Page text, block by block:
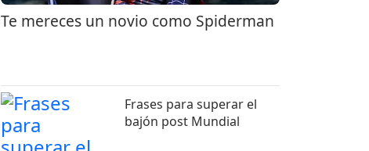
Te mereces un novio como Spiderman
Frases para superar el
bajón post Mundial